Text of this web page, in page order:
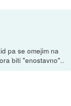
pa se omejim na
biti "enostavno"..